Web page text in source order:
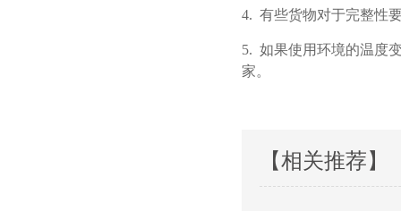
4. 有些货物对于完整性要
5. 如果使用环境的温度变
家。
【相关推荐】